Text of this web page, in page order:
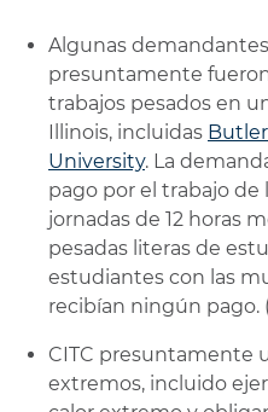
Algunas
presuntamente
trabajos pesados en
Illinois, incluidas
University. La
pago por el trabajo de
jornadas de 12 horas
pesadas literas de
estudiantes con las
recibían ningún pago.
CITC presuntamente
extremos, incluido